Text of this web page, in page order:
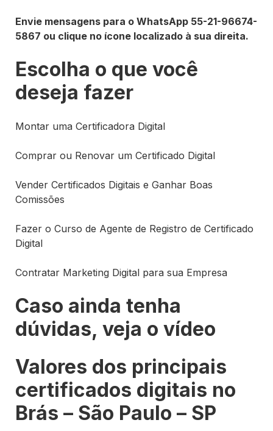
Envie mensagens para o WhatsApp 55-21-96674-
5867 ou clique no ícone localizado à sua direita.
Escolha o que você
deseja fazer
Montar uma Certificadora Digital
Comprar ou Renovar um Certificado Digital
Vender Certificados Digitais e Ganhar Boas
Comissões
Fazer o Curso de Agente de Registro de Certificado
Digital
Contratar Marketing Digital para sua Empresa
Caso ainda tenha
dúvidas, veja o vídeo
Valores dos principais
certificados digitais no
Brás – São Paulo – SP